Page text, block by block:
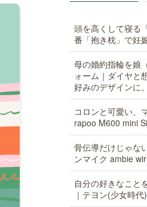
頭を高くして寝る
番「抱き枕」で妊
母の婚約指輪を娘
ォーム｜ダイヤと
好みのデザインに。
コロンと可愛い、
rapoo M600 mini
骨伝導だけじゃな
ンマイク ambie
自分の好きなこと
｜テヨン(少女時代